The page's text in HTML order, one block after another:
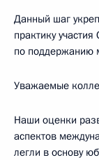
Данный шаг
практику
по поддержанию
Уважаемые
Наши оценки
аспектов
легли в основу